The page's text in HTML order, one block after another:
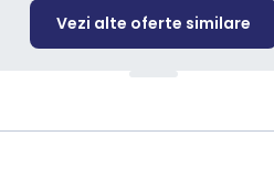
Vezi alte oferte similare